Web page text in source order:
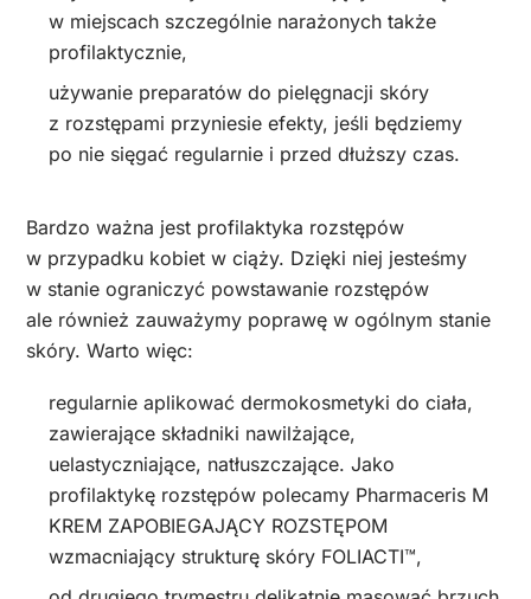
w miejscach szczególnie narażonych także
profilaktycznie,
używanie preparatów do pielęgnacji skóry
z rozstępami przyniesie efekty, jeśli będziemy
po nie sięgać regularnie i przed dłuższy czas.
Bardzo ważna jest profilaktyka rozstępów
w przypadku kobiet w ciąży. Dzięki niej jesteśmy
w stanie ograniczyć powstawanie rozstępów
ale również zauważymy poprawę w ogólnym stanie
skóry. Warto więc:
regularnie aplikować dermokosmetyki do ciała,
zawierające składniki nawilżające,
uelastyczniające, natłuszczające. Jako
profilaktykę rozstępów polecamy Pharmaceris M
KREM ZAPOBIEGAJĄCY ROZSTĘPOM
wzmacniający strukturę skóry FOLIACTI™,